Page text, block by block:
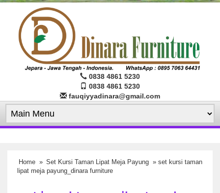
0838 4861 5230
0838 4861 5230
fauqiyyadinara@gmail.com
Home » Set Kursi Taman Lipat Meja Payung » set kursi taman
lipat meja payung_dinara furniture